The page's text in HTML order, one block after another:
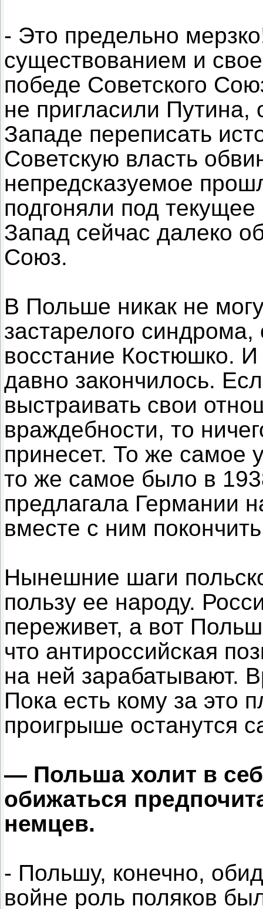
- Это предельно
существованием и
победе Советского
не пригласили Путина,
Западе переписать
Советскую власть
непредсказуемое
подгоняли под
Запад сейчас далеко
Союз.
В Польше никак не
застарелого
восстание Костюшко. И
давно закончилось.
выстраивать свои
враждебности, то
принесет. То же самое
то же самое было в
предлагала Германии
вместе с ним
Нынешние шаги
пользу ее народу.
переживет, а вот
что антироссийская
на ней зарабатывают.
Пока есть кому за это
проигрыше останутся
— Польша холит в
обижаться
немцев.
- Польшу, конечно,
войне роль поляков